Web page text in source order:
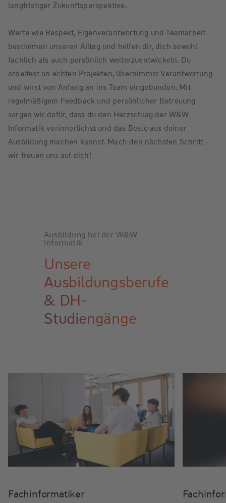
langfristiger Zukunftsperspektive.
Werte wie Respekt, Eigenverantwortung und Teamarbeit
bestimmen unseren Alltag und helfen dir, dich sowohl
fachlich als auch persönlich weiterzuentwickeln. Du
arbeitest an echten Projekten, übernimmst Verantwortung
und wirst von Anfang an ins Team eingebunden. Mit
regelmäßigem Feedback und persönlicher Betreuung
sorgen wir dafür, dass du den Herzschlag der W&W
Informatik verinnerlichst und das Beste aus deiner
Ausbildung machen kannst. Mach den nächsten Schritt –
wir freuen uns auf dich!
Ausbildung bei der W&W
Informatik
Unsere
Ausbildungsberufe
& DH-
Studiengänge
Fachinformatiker